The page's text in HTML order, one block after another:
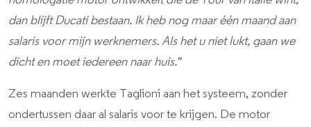
dan blijft Ducati bestaan. Ik heb nog maar één maand aan
salaris voor mijn werknemers. Als het u niet lukt, gaan we
dicht en moet iedereen naar huis.''
Zes maanden werkte Taglioni aan het systeem, zonder
ondertussen daar al salaris voor te krijgen. De motor